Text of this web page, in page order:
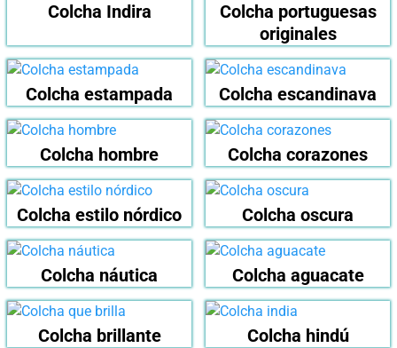
Colcha Indira
Colcha portuguesas
originales
Colcha estampada Colcha escandinava
Colcha hombre Colcha corazones
Colcha estilo nórdico Colcha oscura
Colcha náutica Colcha aguacate
Colcha brillante Colcha hindú